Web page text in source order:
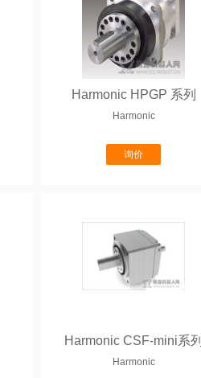
Harmonic HPGP 系列
Harmonic
询价
Harmonic CSF-mini系列
Harmonic